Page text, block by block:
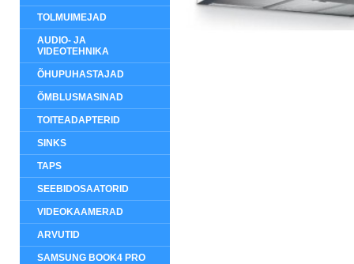
TOLMUIMEJAD
AUDIO- JA
VIDEOTEHNIKA
ÕHUPUHASTAJAD
ÕMBLUSMASINAD
TOITEADAPTERID
SINKS
TAPS
SEEBIDOSAATORID
VIDEOKAAMERAD
ARVUTID
SAMSUNG BOOK4 PRO